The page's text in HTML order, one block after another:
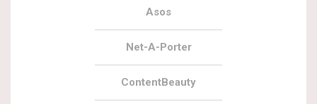
Asos
Net-A-Porter
ContentBeauty